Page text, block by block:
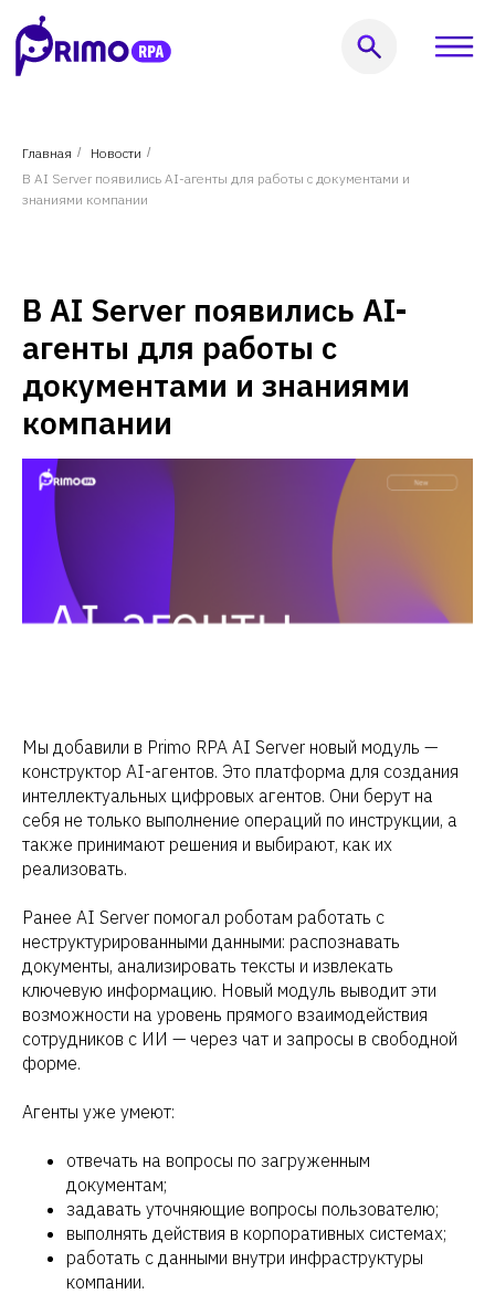
УслугиРешенияКейсы
856-62-18
Главная / Новости /
В AI Server появились AI-агенты для работы с документами и
знаниями компании
В AI Server появились AI-
агенты для работы с
документами и знаниями
компании
Мы добавили в Primo RPA AI Server новый модуль —
конструктор AI-агентов. Это платформа для создания
интеллектуальных цифровых агентов. Они берут на
себя не только выполнение операций по инструкции, а
также принимают решения и выбирают, как их
реализовать.
Ранее AI Server помогал роботам работать с
неструктурированными данными: распознавать
документы, анализировать тексты и извлекать
ключевую информацию. Новый модуль выводит эти
возможности на уровень прямого взаимодействия
сотрудников с ИИ — через чат и запросы в свободной
форме.
Агенты уже умеют:
отвечать на вопросы по загруженным
документам;
задавать уточняющие вопросы пользователю;
выполнять действия в корпоративных системах;
работать с данными внутри инфраструктуры
компании.